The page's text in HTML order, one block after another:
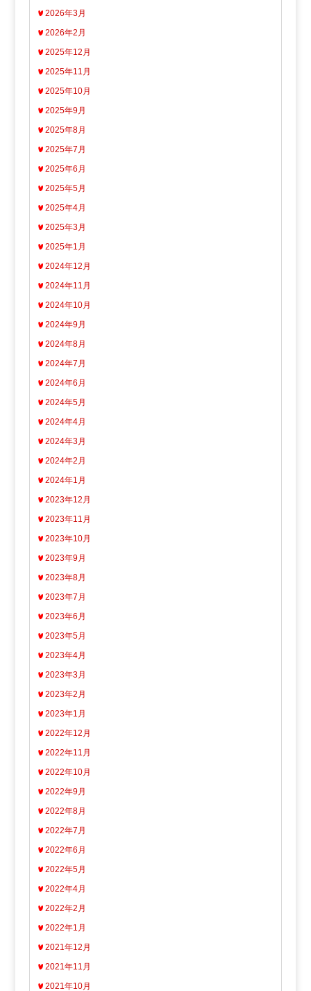
2026年3月
2026年2月
2025年12月
2025年11月
2025年10月
2025年9月
2025年8月
2025年7月
2025年6月
2025年5月
2025年4月
2025年3月
2025年1月
2024年12月
2024年11月
2024年10月
2024年9月
2024年8月
2024年7月
2024年6月
2024年5月
2024年4月
2024年3月
2024年2月
2024年1月
2023年12月
2023年11月
2023年10月
2023年9月
2023年8月
2023年7月
2023年6月
2023年5月
2023年4月
2023年3月
2023年2月
2023年1月
2022年12月
2022年11月
2022年10月
2022年9月
2022年8月
2022年7月
2022年6月
2022年5月
2022年4月
2022年2月
2022年1月
2021年12月
2021年11月
2021年10月